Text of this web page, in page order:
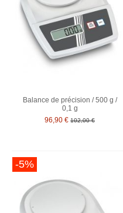
Balance de précision / 500 g /
0,1 g
96,90 € 102,00 €
-5%